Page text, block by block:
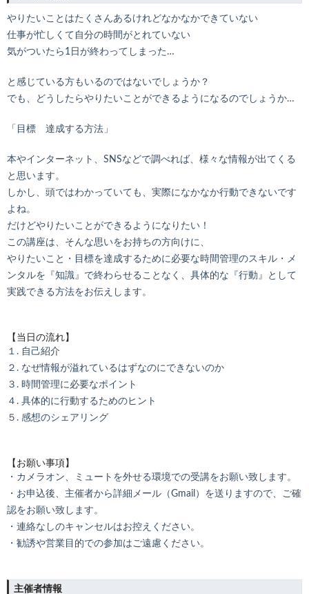
やりたいことはたくさんあるけれどなかなかできていない
仕事が忙しくて自分の時間がとれていない
気がついたら1日が終わってしまった…
と感じている方もいるのではないでしょうか？
でも、どうしたらやりたいことができるようになるのでしょうか…
「目標 達成する方法」
本やインターネット、SNSなどで調べれば、様々な情報が出てくる
と思います。
しかし、頭ではわかっていても、実際になかなか行動できないです
よね。
だけどやりたいことができるようになりたい！
この講座は、そんな思いをお持ちの方向けに、
やりたいこと・目標を達成するために必要な時間管理のスキル・メ
ンタルを『知識』で終わらせることなく、具体的な『行動』として
実践できる方法をお伝えします。
【当日の流れ】
１. 自己紹介
２. なぜ情報が溢れているはずなのにできないのか
３. 時間管理に必要なポイント
４. 具体的に行動するためのヒント
５. 感想のシェアリング
【お願い事項】
・カメラオン、ミュートを外せる環境での受講をお願い致します。
・お申込後、主催者から詳細メール（Gmail）を送りますので、ご確
認をお願い致します。
・連絡なしのキャンセルはお控えください。
・勧誘や営業目的での参加はご遠慮ください。
主催者情報